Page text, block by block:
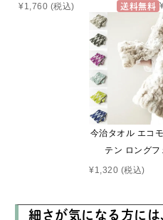
¥1,760 (税込) 送料無料
今治タオル エコ
テン ロング
¥1,320 (税込)
細さが気になる方に